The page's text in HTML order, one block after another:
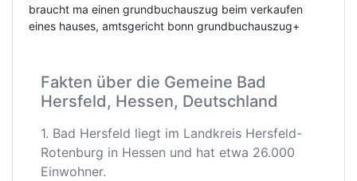
braucht ma einen grundbuchauszug beim verkaufen
eines hauses, amtsgericht bonn grundbuchauszug+
Fakten über die Gemeine Bad
Hersfeld, Hessen, Deutschland
1. Bad Hersfeld liegt im Landkreis Hersfeld-
Rotenburg in Hessen und hat etwa 26.000
Einwohner.